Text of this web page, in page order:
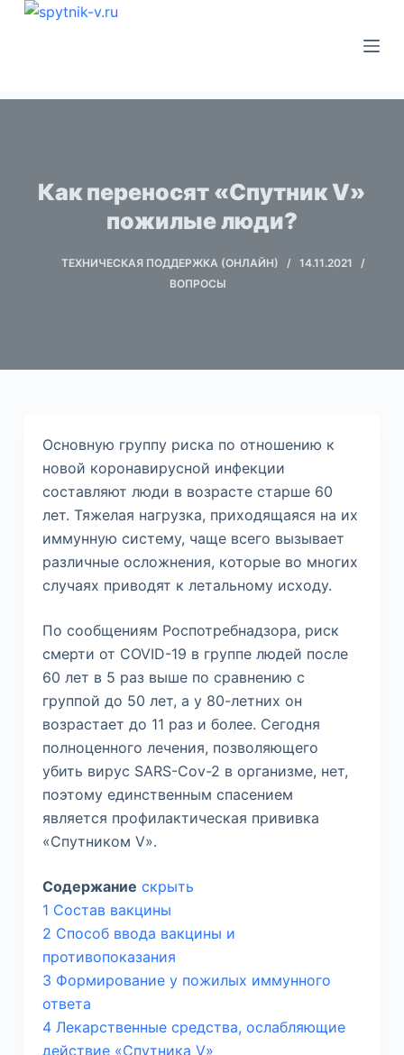
м
Как переносят «Спутник V»
пожилые люди?
ТЕХНИЧЕСКАЯ ПОДДЕРЖКА (ОНЛАЙН)
14.11.2021
ВОПРОСЫ
Основную группу риска по отношению к
новой коронавирусной инфекции
составляют люди в возрасте старше 60
лет. Тяжелая нагрузка, приходящаяся на их
иммунную систему, чаще всего вызывает
различные осложнения, которые во многих
случаях приводят к летальному исходу.
По сообщениям Роспотребнадзора, риск
смерти от COVID-19 в группе людей после
60 лет в 5 раз выше по сравнению с
группой до 50 лет, а у 80-летних он
возрастает до 11 раз и более. Сегодня
полноценного лечения, позволяющего
убить вирус SARS-Cov-2 в организме, нет,
поэтому единственным спасением
является профилактическая прививка
«Спутником V».
Содержание скрыть
1 Состав вакцины
2 Способ ввода вакцины и
противопоказания
3 Формирование у пожилых иммунного
ответа
4 Лекарственные средства, ослабляющие
действие «Спутника V»